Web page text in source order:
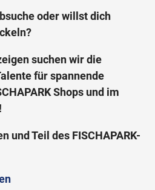
oder willst dich
suchen wir die
für spannende
Shops und im
und Teil des FISCHAPARK-